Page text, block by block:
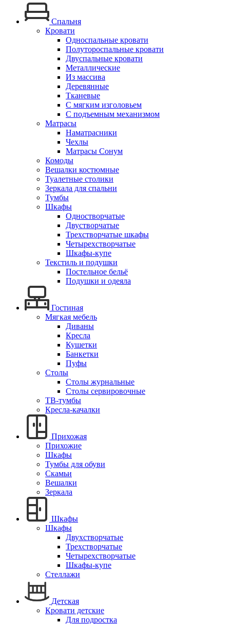
Спальня
Кровати
Односпальные кровати
Полутороспальные кровати
Двуспальные кровати
Металлические
Из массива
Деревянные
Тканевые
С мягким изголовьем
С подъемным механизмом
Матрасы
Наматрасники
Чехлы
Матрасы Сонум
Комоды
Вешалки костюмные
Туалетные столики
Зеркала для спальни
Тумбы
Шкафы
Одностворчатые
Двустворчатые
Трехстворчатые шкафы
Четырехстворчатые
Шкафы-купе
Текстиль и подушки
Постельное бельё
Подушки и одеяла
Гостиная
Мягкая мебель
Диваны
Кресла
Кушетки
Банкетки
Пуфы
Столы
Столы журнальные
Столы сервировочные
ТВ-тумбы
Кресла-качалки
Прихожая
Прихожие
Шкафы
Тумбы для обуви
Скамьи
Вешалки
Зеркала
Шкафы
Шкафы
Двухстворчатые
Трехстворчатые
Четырехстворчатые
Шкафы-купе
Стеллажи
Детская
Кровати детские
Для подростка